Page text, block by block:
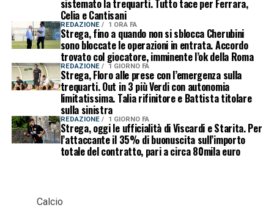
sistemato la trequarti. Tutto tace per Ferrara,
Celia e Cantisani
REDAZIONE 1 ORA FA
Strega, fino a quando non si sblocca Cherubini
sono bloccate le operazioni in entrata. Accordo
trovato col giocatore, imminente l’ok della Roma
REDAZIONE 1 GIORNO FA
Strega, Floro alle prese con l’emergenza sulla
trequarti. Out in 3 più Verdi con autonomia
limitatissima. Talia rifinitore e Battista titolare
sulla sinistra
REDAZIONE 1 GIORNO FA
Strega, oggi le ufficialità di Viscardi e Starita. Per
l’attaccante il 35% di buonuscita sull’importo
totale del contratto, pari a circa 80mila euro
Calcio